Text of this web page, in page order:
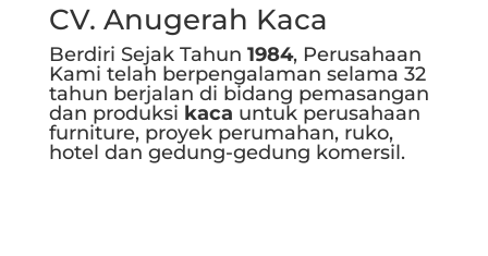
CV. Anugerah Kaca
Berdiri Sejak Tahun 1984, Perusahaan
Kami telah berpengalaman selama 32
tahun berjalan di bidang pemasangan
dan produksi kaca untuk perusahaan
furniture, proyek perumahan, ruko,
hotel dan gedung-gedung komersil.